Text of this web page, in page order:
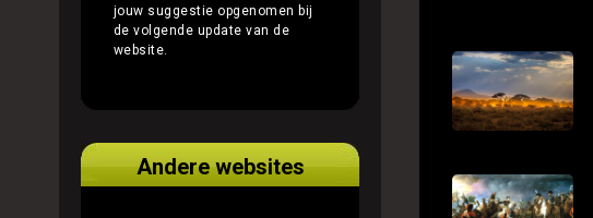
jouw suggestie opgenomen bij
de volgende update van de
website.
Andere websites